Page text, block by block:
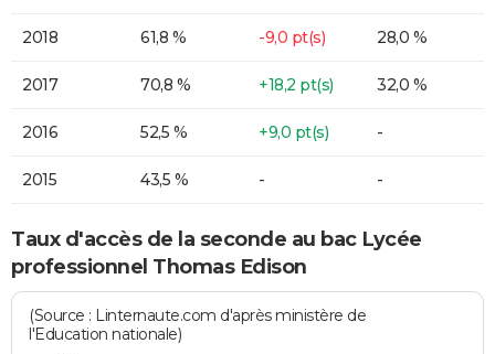
2018 61,8 % -9,0 pt(s) 28,0 %
2017 70,8 % +18,2 pt(s) 32,0 %
2016 52,5 % +9,0 pt(s) -
2015 43,5 % - -
Taux d'accès de la seconde au bac Lycée
professionnel Thomas Edison
(Source : Linternaute.com d'après ministère de
l'Education nationale)